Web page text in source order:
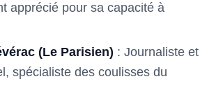
apprécié pour sa capacité à
(Le Parisien) : Journaliste et
spécialiste des coulisses du